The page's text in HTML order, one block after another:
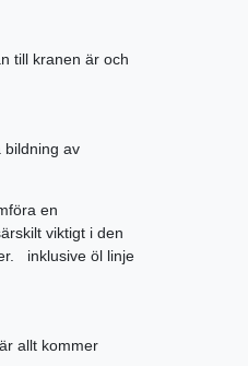
till kranen är och
bildning av
en
viktigt i den
inklusive öl linje
allt kommer